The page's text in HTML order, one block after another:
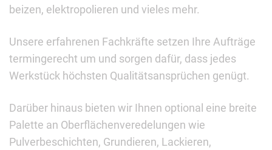
beizen, elektropolieren und vieles mehr.
Unsere erfahrenen Fachkräfte setzen Ihre Aufträge
termingerecht um und sorgen dafür, dass jedes
Werkstück höchsten Qualitätsansprüchen genügt.
Darüber hinaus bieten wir Ihnen optional eine breite
Palette an Oberflächenveredelungen wie
Pulverbeschichten, Grundieren, Lackieren,